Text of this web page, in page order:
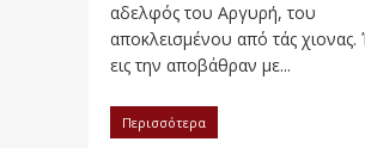
αδελφός του Αργυρή, του
αποκλεισμένου από τάς
εις την αποβάθραν με...
Περισσότερα